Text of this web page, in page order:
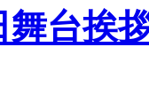
台挨